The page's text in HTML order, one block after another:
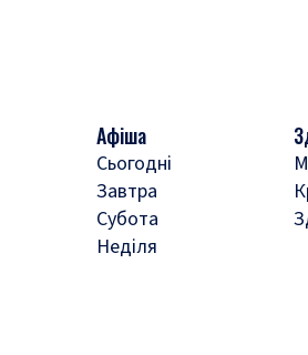
Афіша
Сьогодні
Завтра
Субота
Неділя